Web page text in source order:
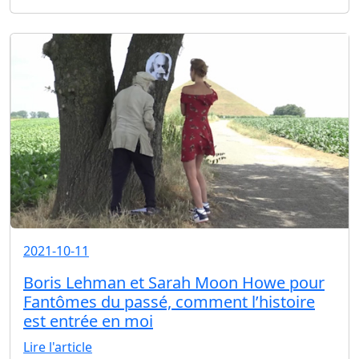
2021-10-11
Boris Lehman et Sarah Moon Howe pour
Fantômes du passé, comment l’histoire
est entrée en moi
Lire l'article